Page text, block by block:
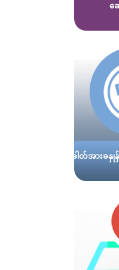
ဆ
ဓါတ်အားခနှု